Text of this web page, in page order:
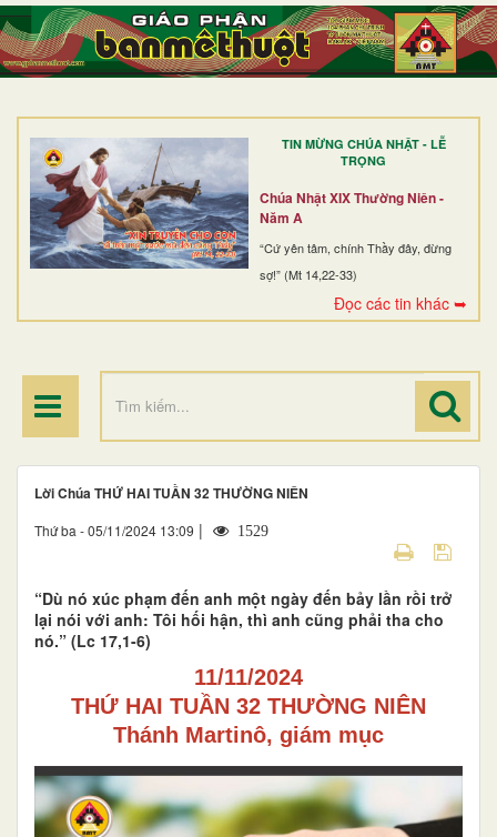
TIN MỪNG CHÚA NHẬT - LỄ
TRỌNG
Chúa Nhật XIX Thường Niên -
Năm A
“Cứ yên tâm, chính Thầy đây, đừng
sợ!” (Mt 14,22-33)
Đọc các tin khác ➥
TRANG NHẤT
GIỚI THIỆU
DÒNG TU
BAN MỤC VỤ
ĐOÀN THỂ CG
ĐIỂM HÀNH HƯƠNG
Lời Chúa THỨ HAI TUẦN 32 THƯỜNG NIÊN
Thứ ba - 05/11/2024 13:09 | 1529
“Dù nó xúc phạm đến anh một ngày đến bảy lần rồi trở
lại nói với anh: Tôi hối hận, thì anh cũng phải tha cho
nó.” (Lc 17,1-6)
11/11/2024
THỨ HAI TUẦN 32 THƯỜNG NIÊN
Thánh Martinô, giám mục